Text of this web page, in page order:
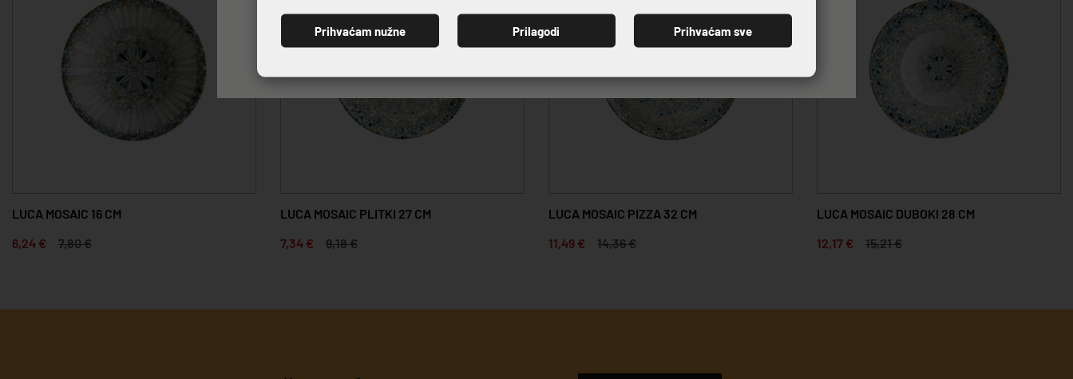
LUCA MOSAIC 16 CM
6,24 €
7,80 €
LUCA MOSAIC PLITKI 27 CM
7,34 €
9,18 €
LUCA MOSAIC PIZZA 32 CM
11,49 €
14,36 €
LUCA MOSAIC DUBOKI 28 CM
12,17 €
15,21 €
PRIJAVI SE
Prihvaćam nužne Prilagodi Prihvaćam sve